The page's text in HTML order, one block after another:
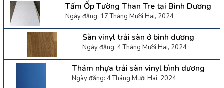
Tấm Ốp Tường Than Tre tại Bình Dương
Ngày đăng: 17 Tháng Mười Hai, 2024
Sàn vinyl trải sàn ở bình dương
Ngày đăng: 4 Tháng Mười Hai, 2024
Thảm nhựa trải sàn vinyl bình dương
Ngày đăng: 4 Tháng Mười Hai, 2024